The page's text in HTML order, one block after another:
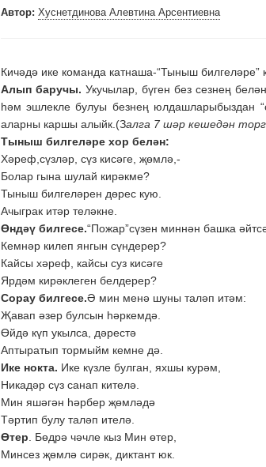
Автор: Хуснетдинова Алевтина Арсентиевна
Кичәдә ике команда катнаша-“Тыныш
Алып баручы. Укучылар, бүген без сезнең
һәм эшлекле булуы безнең юлдашларыбыздан
аларны каршы алыйк.(Залга 7 шәр кешедән
Тыныш билгеләре хор белән:
Хәреф,сүзләр, сүз кисәге, җөмлә,-
Болар гына шулай кирәкме?
Тыныш билгеләрен дөрес кую.
Ачыграк итәр теләкне.
Өндәү билгесе.“Пожар”сүзен миннән башка
Кемнәр килеп янгын сүндерер?
Кайсы хәреф, кайсы суз кисәге
Ярдәм кирәклеген белдерер?
Сорау билгесе.Ә мин менә шуны таләп итәм:
Җавап әзер булсын һәркемдә.
Өйдә күп укылса, дәрестә
Аптыратып тормыйм кемне дә.
Ике нокта. Ике күзле булган, яхшы курәм,
Никадәр сүз санап кителә.
Мин яшәгән һәрбер җөмләдә
Тәртип булу таләп ителә.
Өтер . Бөдрә чәчле кыз Мин өтер,
Минсез җөмлә сирәк, диктант юк.